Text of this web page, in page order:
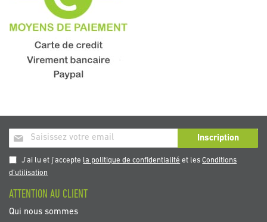
Inscription
à
notre
newsletter
Inscription
J'ai lu et j'accepte la politique de confidentialité et lesConditions
d'utilisation
ATTENTION AU CLIENT
Qui nous sommes